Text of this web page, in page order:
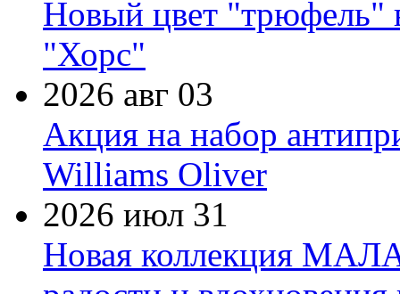
Новый цвет "трюфель"
"Хорс"
2026 авг 03
Акция на набор
Williams Oliver
2026 июл 31
Новая коллекция